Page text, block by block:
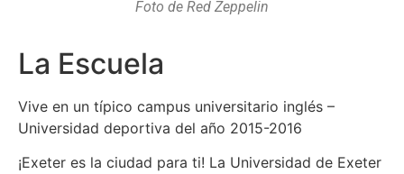
Foto de Red Zeppelin
La Escuela
Vive en un típico campus universitario inglés –
Universidad deportiva del año 2015-2016
¡Exeter es la ciudad para ti! La Universidad de Exeter